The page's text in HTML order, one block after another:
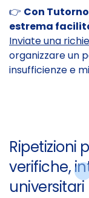
👉 Con
estrema
Inviate una
organizzare un
insufficienze e
Ripetizioni
verifiche,
universitari